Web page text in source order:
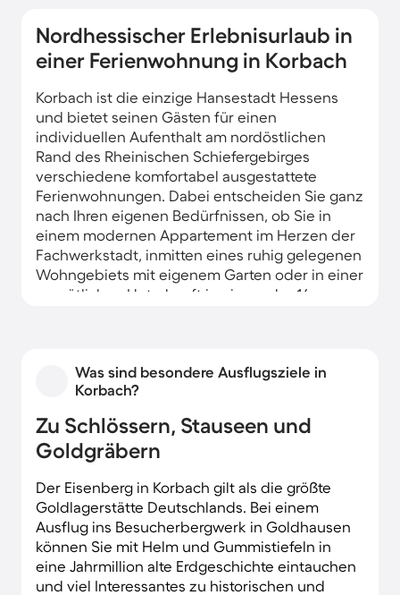
Nordhessischer Erlebnisurlaub in
einer Ferienwohnung in Korbach
Korbach ist die einzige Hansestadt Hessens
und bietet seinen Gästen für einen
individuellen Aufenthalt am nordöstlichen
Rand des Rheinischen Schiefergebirges
verschiedene komfortabel ausgestattete
Ferienwohnungen. Dabei entscheiden Sie ganz
nach Ihren eigenen Bedürfnissen, ob Sie in
einem modernen Appartement im Herzen der
Fachwerkstadt, inmitten eines ruhig gelegenen
Wohngebiets mit eigenem Garten oder in einer
gemütlichen Unterkunft in einem der 14
Was sind besondere Ausflugsziele in
Korbach?
Zu Schlössern, Stauseen und
Goldgräbern
Der Eisenberg in Korbach gilt als die größte
Goldlagerstätte Deutschlands. Bei einem
Ausflug ins Besucherbergwerk in Goldhausen
können Sie mit Helm und Gummistiefeln in
eine Jahrmillion alte Erdgeschichte eintauchen
und viel Interessantes zu historischen und